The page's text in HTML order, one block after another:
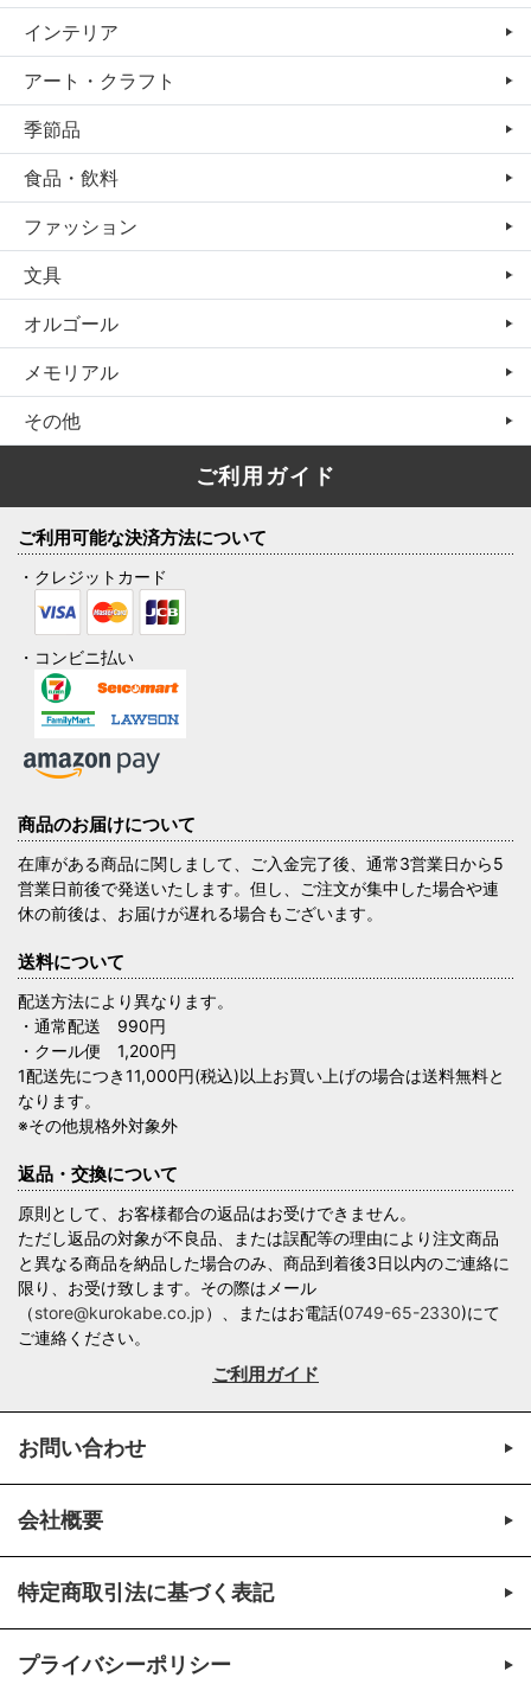
インテリア
アート・クラフト
季節品
食品・飲料
ファッション
文具
オルゴール
メモリアル
その他
ご利用ガイド
ご利用可能な決済方法について
・クレジットカード
・コンビニ払い
商品のお届けについて
在庫がある商品に関しまして、ご入金完了後、通常3営業日から5
営業日前後で発送いたします。但し、ご注文が集中した場合や連
休の前後は、お届けが遅れる場合もございます。
送料について
配送方法により異なります。
・通常配送 990円
・クール便 1,200円
1配送先につき11,000円(税込)以上お買い上げの場合は送料無料と
なります。
※その他規格外対象外
返品・交換について
原則として、お客様都合の返品はお受けできません。
ただし返品の対象が不良品、または誤配等の理由により注文商品
と異なる商品を納品した場合のみ、商品到着後3日以内のご連絡に
限り、お受け致します。その際はメール
（store@kurokabe.co.jp）、またはお電話(0749-65-2330)にて
ご連絡ください。
ご利用ガイド
お問い合わせ
会社概要
特定商取引法に基づく表記
プライバシーポリシー